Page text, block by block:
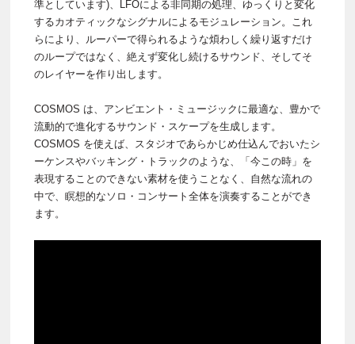
準としています)、LFOによる非同期の処理、ゆっくりと変化
するカオティックなシグナルによるモジュレーション。これ
らにより、ルーパーで得られるような煩わしく繰り返すだけ
のループではなく、絶えず変化し続けるサウンド、そしてそ
のレイヤーを作り出します。
COSMOS は、アンビエント・ミュージックに最適な、豊かで
流動的で進化するサウンド・スケープを生成します。
COSMOS を使えば、スタジオであらかじめ仕込んでおいたシ
ーケンスやバッキング・トラックのような、「今この時」を
表現することのできない素材を使うことなく、自然な流れの
中で、瞑想的なソロ・コンサート全体を演奏することができ
ます。